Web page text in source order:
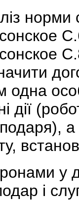
норми
одна
дії
у
і